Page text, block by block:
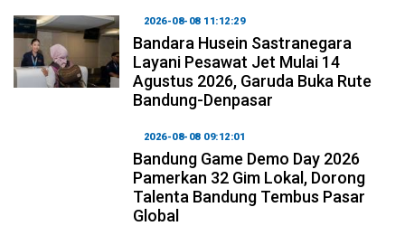
2026-08-08 11:12:29
Bandara Husein Sastranegara
Layani Pesawat Jet Mulai 14
Agustus 2026, Garuda Buka Rute
Bandung-Denpasar
2026-08-08 09:12:01
Bandung Game Demo Day 2026
Pamerkan 32 Gim Lokal, Dorong
Talenta Bandung Tembus Pasar
Global